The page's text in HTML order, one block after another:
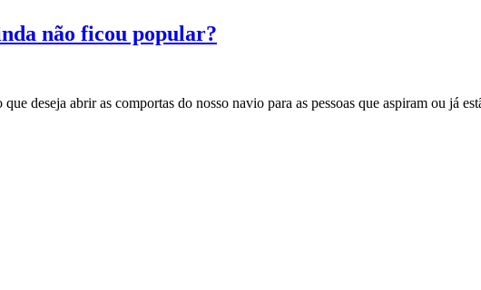
não ficou popular?
deseja abrir as comportas do nosso navio para as pessoas que aspiram ou já